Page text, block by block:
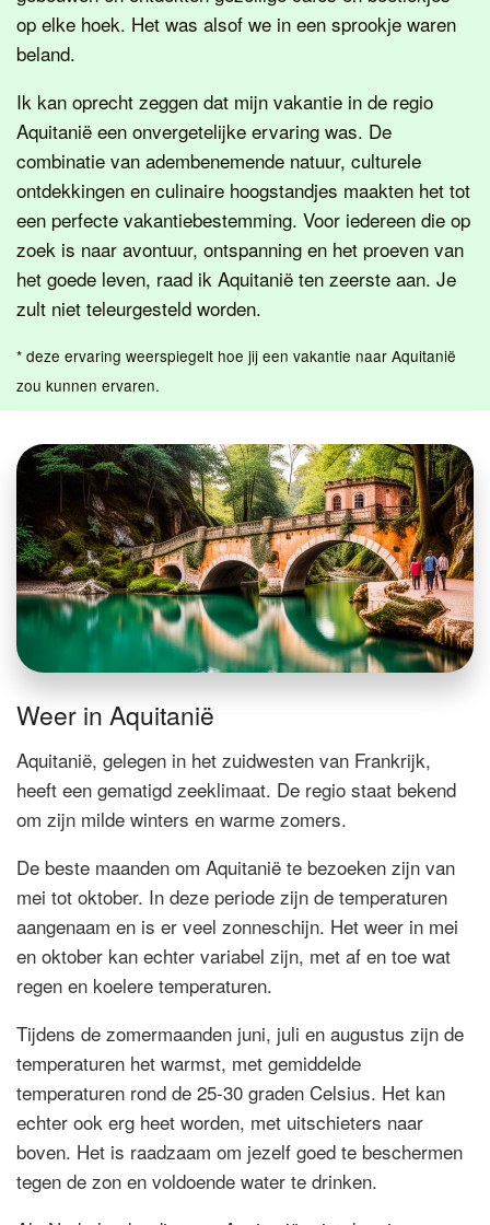
op elke hoek. Het was alsof we in een sprookje waren
beland.
Ik kan oprecht zeggen dat mijn vakantie in de regio
Aquitanië een onvergetelijke ervaring was. De
combinatie van adembenemende natuur, culturele
ontdekkingen en culinaire hoogstandjes maakten het tot
een perfecte vakantiebestemming. Voor iedereen die op
zoek is naar avontuur, ontspanning en het proeven van
het goede leven, raad ik Aquitanië ten zeerste aan. Je
zult niet teleurgesteld worden.
* deze ervaring weerspiegelt hoe jij een vakantie naar Aquitanië
zou kunnen ervaren.
Weer in Aquitanië
Aquitanië, gelegen in het zuidwesten van Frankrijk,
heeft een gematigd zeeklimaat. De regio staat bekend
om zijn milde winters en warme zomers.
De beste maanden om Aquitanië te bezoeken zijn van
mei tot oktober. In deze periode zijn de temperaturen
aangenaam en is er veel zonneschijn. Het weer in mei
en oktober kan echter variabel zijn, met af en toe wat
regen en koelere temperaturen.
Tijdens de zomermaanden juni, juli en augustus zijn de
temperaturen het warmst, met gemiddelde
temperaturen rond de 25-30 graden Celsius. Het kan
echter ook erg heet worden, met uitschieters naar
boven. Het is raadzaam om jezelf goed te beschermen
tegen de zon en voldoende water te drinken.